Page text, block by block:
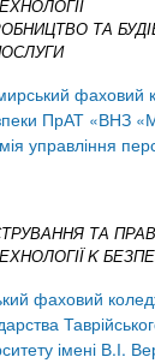
ТА
фаховий
ПрАТ «ВНЗ
управління
ТА
K
фаховий
імені В.І.